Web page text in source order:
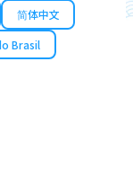
简体中文
Brasil